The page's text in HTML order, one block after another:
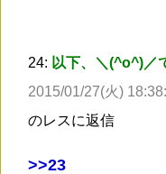
24: 以下、＼(^o^)／
2015/01/27(火)
のレスに返信
>>23